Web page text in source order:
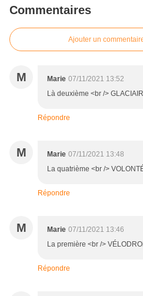
Commentaires
Ajouter un
M Marie 07/11/2021 13:52
Là deuxième <br />
Répondre
M Marie 07/11/2021 13:48
La quatrième <br />
Répondre
M Marie 07/11/2021 13:46
La première <br />
Répondre